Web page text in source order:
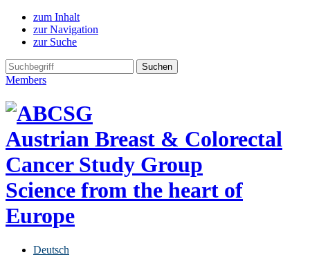
zum Inhalt
zur Navigation
zur Suche
Members
Austrian Breast & Colorectal
Cancer Study Group
Science from the heart of
Europe
Deutsch